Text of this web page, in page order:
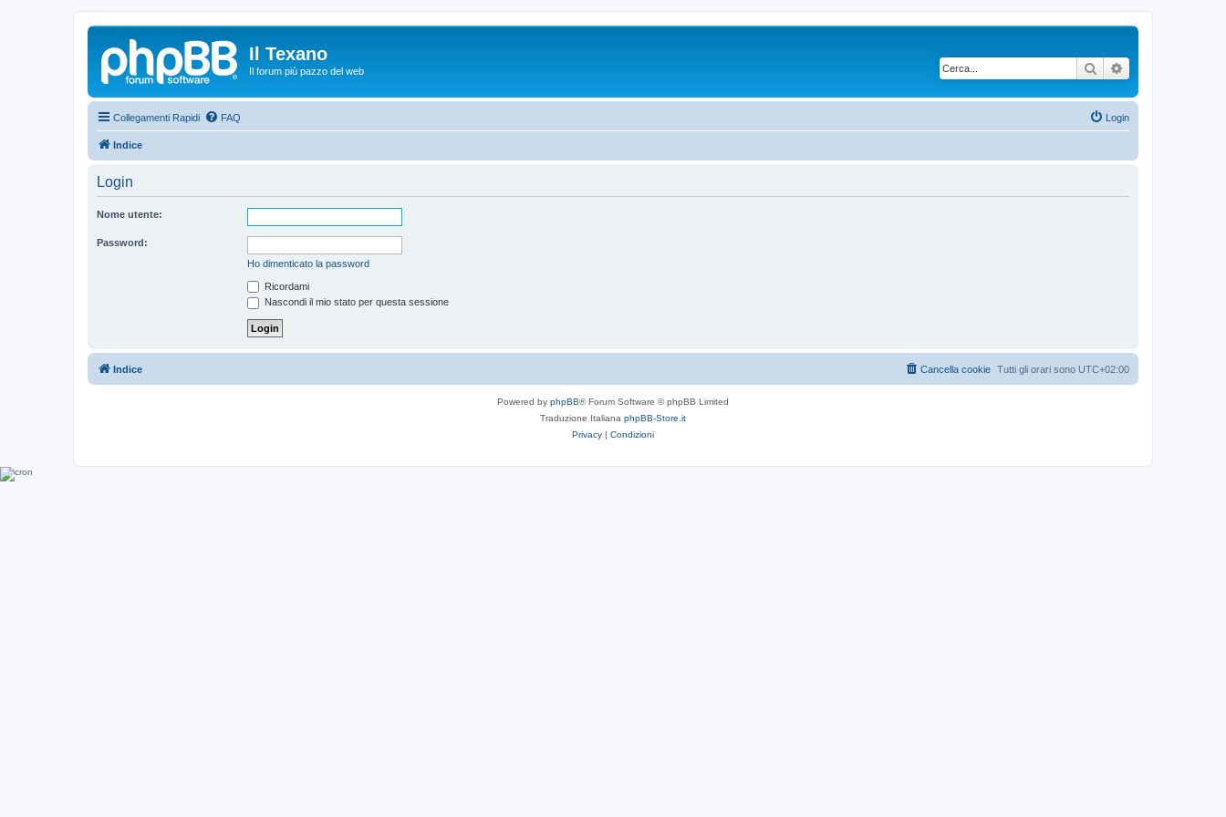
Il Texano
Il forum più pazzo del web Cerca
Collegamenti Rapidi FAQ Login
Indice
Login
Nome utente:
Password:
Ho dimenticato la password
Ricordami
Nascondi il mio stato per questa sessione
Indice Tutti gli orari sono UTC+02:00
Cancella cookie
Powered by phpBB® Forum Software © phpBB Limited
Traduzione Italiana phpBB-Store.it
Privacy | Condizioni